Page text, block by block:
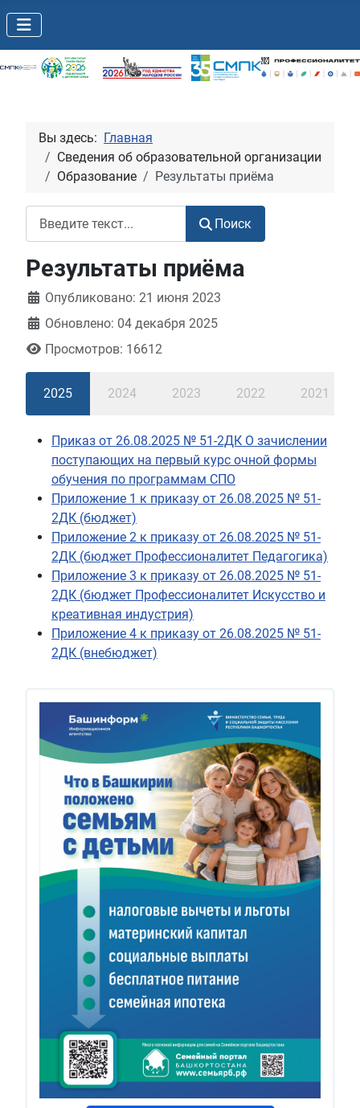
Вы здесь: Главная
Сведения об образовательной организации
Образование
Результаты приёма
Поиск
Результаты приёма
Информация о материале
Опубликовано: 21 июня 2023
Обновлено: 04 декабря 2025
Просмотров: 16612
2025 2024 2023 2022 2021
Приказ от 26.08.2025 № 51-2ДК О зачислении
поступающих на первый курс очной формы
обучения по программам СПО
Приложение 1 к приказу от 26.08.2025 № 51-
2ДК (бюджет)
Приложение 2 к приказу от 26.08.2025 № 51-
2ДК (бюджет Профессионалитет Педагогика)
Приложение 3 к приказу от 26.08.2025 № 51-
2ДК (бюджет Профессионалитет Искусство и
креативная индустрия)
Приложение 4 к приказу от 26.08.2025 № 51-
2ДК (внебюджет)